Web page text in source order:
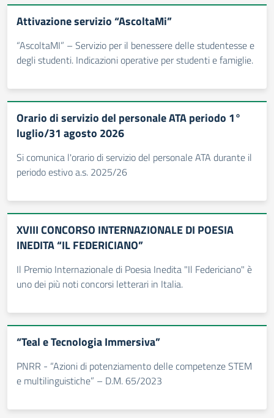
Attivazione servizio “AscoltaMi”
“AscoltaMI” – Servizio per il benessere delle studentesse e
degli studenti. Indicazioni operative per studenti e famiglie.
Orario di servizio del personale ATA periodo 1°
luglio/31 agosto 2026
Si comunica l'orario di servizio del personale ATA durante il
periodo estivo a.s. 2025/26
XVIII CONCORSO INTERNAZIONALE DI POESIA
INEDITA “IL FEDERICIANO”
Il Premio Internazionale di Poesia Inedita "Il Federiciano" è
uno dei più noti concorsi letterari in Italia.
“Teal e Tecnologia Immersiva”
PNRR - “Azioni di potenziamento delle competenze STEM
e multilinguistiche” – D.M. 65/2023